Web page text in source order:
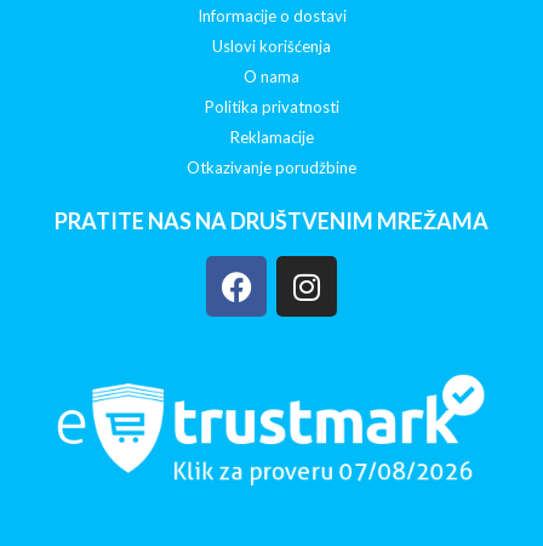
Informacije o dostavi
Uslovi korišćenja
O nama
Politika privatnosti
Reklamacije
Otkazivanje porudžbine
PRATITE NAS NA DRUŠTVENIM MREŽAMA